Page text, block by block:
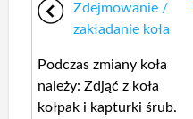
Zdejmowanie /
zakładanie koła
Podczas zmiany koła
należy: Zdjąć z koła
kołpak i kapturki śrub.